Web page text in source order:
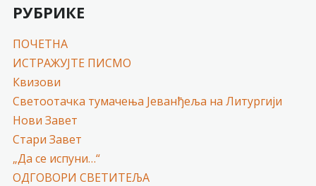
РУБРИКЕ
ПОЧЕТНА
ИСТРАЖУЈТЕ ПИСМО
Квизови
Светоотачка тумачења Јеванђеља на Литургији
Нови Завет
Стари Завет
„Да се испуни…“
ОДГОВОРИ СВЕТИТЕЉА